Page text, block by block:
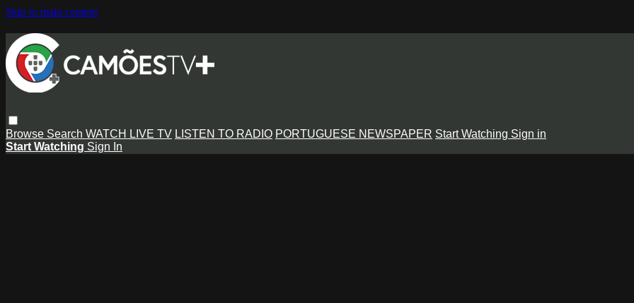
Skip to main content
Browse Search WATCH LIVE TV LISTEN TO RADIO PORTUGUESE NEWSPAPER Start Watching Sign in
Start Watching Sign In